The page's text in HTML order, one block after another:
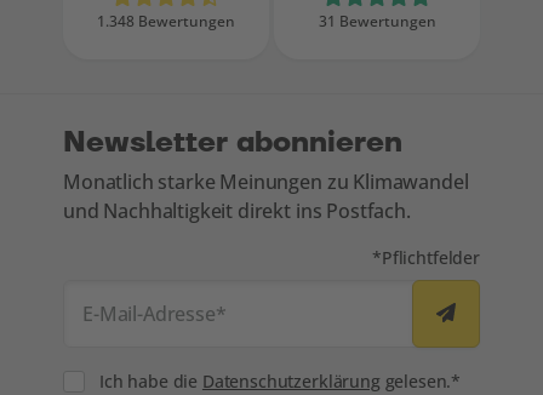
1.348 Bewertungen 31 Bewertungen
Newsletter abonnieren
Monatlich starke Meinungen zu Klimawandel
und Nachhaltigkeit direkt ins Postfach.
Mit * markierte
*Pflichtfelder
E-Mail-Adresse*
ConsentIch habe die Datenschutzerklärunggelesen.*